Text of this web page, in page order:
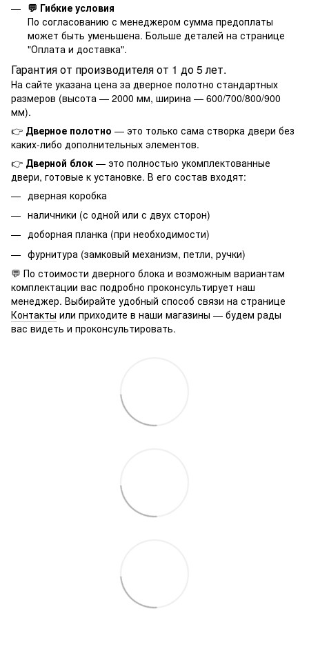
💬 Гибкие условия
По согласованию с менеджером сумма предоплаты
может быть уменьшена. Больше деталей на странице
"Оплата и доставка".
Гарантия от производителя от 1 до 5 лет.
На сайте указана цена за дверное полотно стандартных
размеров (высота — 2000 мм, ширина — 600/700/800/900
мм).
👉 Дверное полотно — это только сама створка двери без
каких-либо дополнительных элементов.
👉 Дверной блок — это полностью укомплектованные
двери, готовые к установке. В его состав входят:
дверная коробка
наличники (с одной или с двух сторон)
доборная планка (при необходимости)
фурнитура (замковый механизм, петли, ручки)
💬 По стоимости дверного блока и возможным вариантам
комплектации вас подробно проконсультирует наш
менеджер. Выбирайте удобный способ связи на странице
Контакты или приходите в наши магазины — будем рады
вас видеть и проконсультировать.